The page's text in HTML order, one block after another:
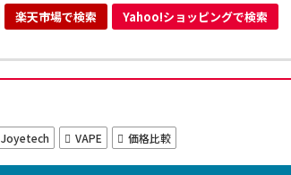
楽天市場で検索 Yahoo!ショッピングで検索
Joyetech VAPE 価格比較